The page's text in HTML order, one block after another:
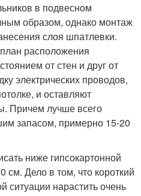
в подвесном
образом, однако монтаж
слоя шпатлевки.
расположения
от стен и друг от
электрических проводов,
и оставляют
Причем лучше всего
запасом, примерно 15-20
ниже гипсокартонной
см. Дело в том, что короткий
ситуации нарастить очень